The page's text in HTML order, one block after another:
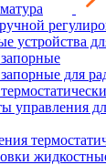
устройства
для
управления